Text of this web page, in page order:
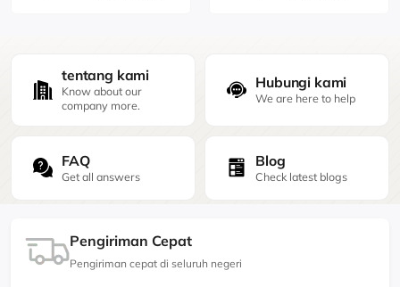
tentang kami
Know about our
company more.
Hubungi kami
We are here to help
FAQ
Get all answers
Blog
Check latest blogs
Pengiriman Cepat
Pengiriman cepat di seluruh negeri